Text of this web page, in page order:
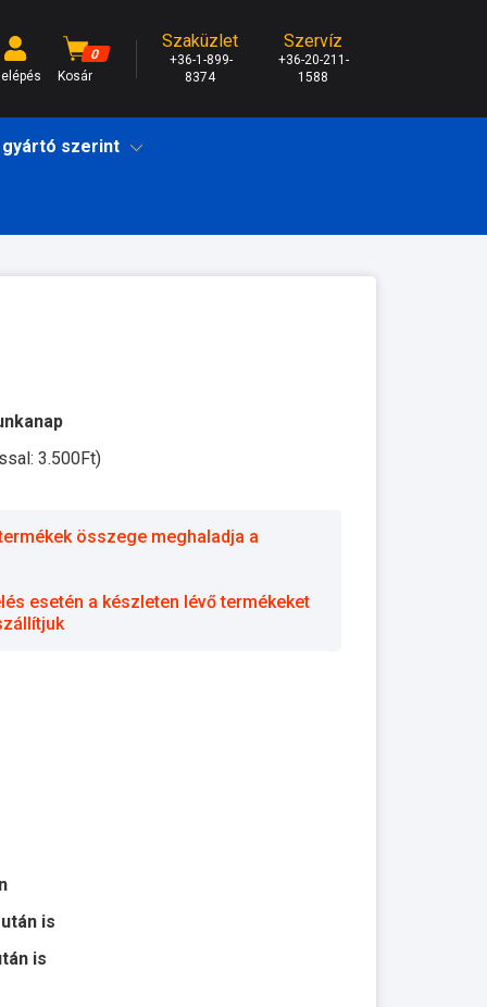
0
Kosár
Szaküzlet
+36-1-899-
8374
Szervíz
+36-20-211-
1588
szerint
3.500Ft)
összege meghaladja a
esetén a készleten lévő termékeket
is
is